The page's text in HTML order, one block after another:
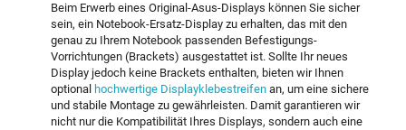
Beim Erwerb eines Original-Asus-Displays können Sie sicher
sein, ein Notebook-Ersatz-Display zu erhalten, das mit den
genau zu Ihrem Notebook passenden Befestigungs-
Vorrichtungen (Brackets) ausgestattet ist. Sollte Ihr neues
Display jedoch keine Brackets enthalten, bieten wir Ihnen
optional hochwertige Displayklebestreifen an, um eine sichere
und stabile Montage zu gewährleisten. Damit garantieren wir
nicht nur die Kompatibilität Ihres Displays, sondern auch eine